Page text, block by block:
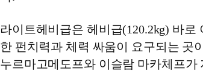
라이트헤비급은 헤비급(120.2kg) 바
한 펀치력과 체력 싸움이 요구되는 곳
누르마고메도프와 이슬람 마카체프가